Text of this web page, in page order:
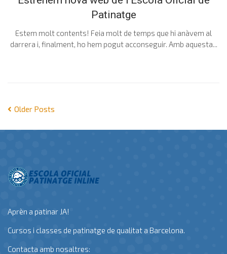
Patinatge
Estem molt contents! Feia molt de temps que hi anàvem al
darrera i, finalment, ho hem pogut acconseguir. Amb aquesta...
Older Posts
Aprèn a patinar JA!
Cursos i classes de patinatge de qualitat a Barcelona.
Contacta amb nosaltres: